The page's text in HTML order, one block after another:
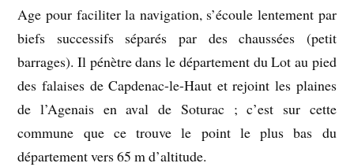
Age pour faciliter la navigation, s’écoule lentement par
biefs successifs séparés par des chaussées (petit
barrages). Il pénètre dans le département du Lot au pied
des falaises de Capdenac-le-Haut et rejoint les plaines
de l’Agenais en aval de Soturac ; c’est sur cette
commune que ce trouve le point le plus bas du
département vers 65 m d’altitude.